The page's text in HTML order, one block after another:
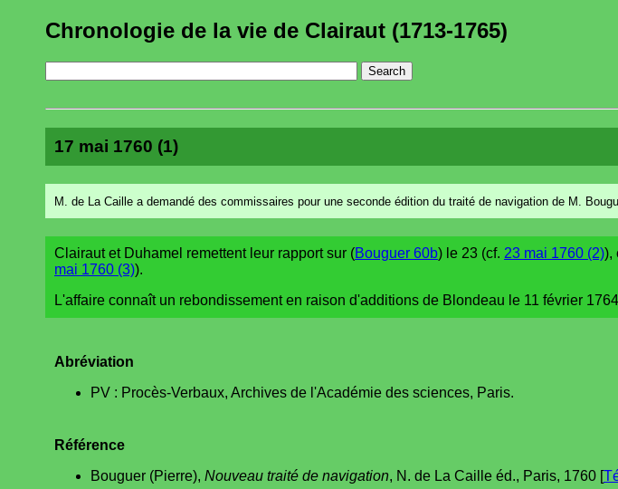
Chronologie de la vie de Clairaut (1713-1765)
17 mai 1760 (1)
M. de La Caille a demandé des commissaires pour une seconde édition du traité de navigation de M.
Clairaut et Duhamel remettent leur rapport sur (Bouguer 60b) le 23 (cf. 23 mai 1760 (2)),
mai 1760 (3)).
L'affaire connaît un rebondissement en raison d'additions de Blondeau le 11 février
Abréviation
PV : Procès-Verbaux, Archives de l'Académie des sciences, Paris.
Référence
Bouguer (Pierre), Nouveau traité de navigation, N. de La Caille éd., Paris, 1760 [